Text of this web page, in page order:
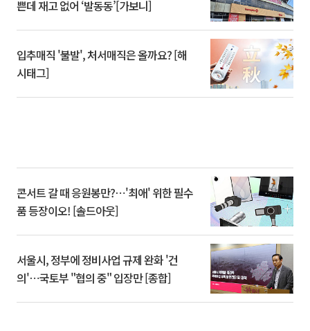
쁜데 재고 없어 ‘발동동’[가보니]
입추매직 '불발', 처서매직은 올까요? [해
시태그]
콘서트 갈 때 응원봉만?⋯'최애' 위한 필수
품 등장이오! [솔드아웃]
서울시, 정부에 정비사업 규제 완화 '건
의'⋯국토부 "협의 중" 입장만 [종합]